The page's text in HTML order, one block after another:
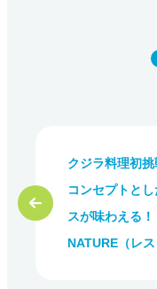
クジラ料理初
コンセプトと
スが味わえる
NATURE（レ